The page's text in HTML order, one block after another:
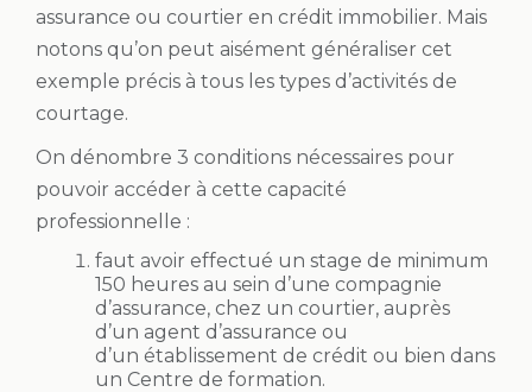
assurance ou courtier en crédit immobilier. Mais
notons qu’on peut aisément généraliser cet
exemple précis à tous les types d’activités de
courtage.
On dénombre 3 conditions nécessaires pour
pouvoir accéder à cette capacité
professionnelle :
faut avoir effectué un stage de minimum
150 heures au sein d’une compagnie
d’assurance, chez un courtier, auprès
d’un agent d’assurance ou
d’un établissement de crédit ou bien dans
un Centre de formation.